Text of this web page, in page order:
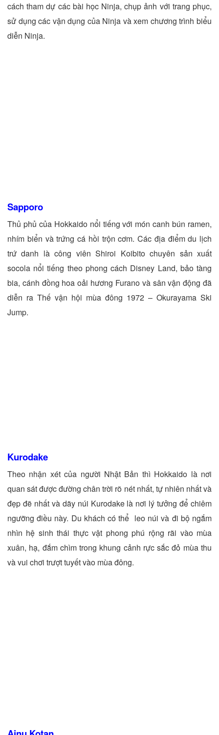
cách tham dự các bài học Ninja, chụp ảnh với trang phục,
sử dụng các vận dụng của Ninja và xem chương trình biểu
diễn Ninja.
Sapporo
Thủ phủ của Hokkaido nổi tiếng với món canh bún ramen,
nhím biển và trứng cá hồi trộn cơm. Các địa điểm du lịch
trứ danh là công viên Shiroi Koibito chuyên sản xuất
socola nổi tiếng theo phong cách Disney Land, bảo tàng
bia, cánh đồng hoa oải hương Furano và sân vận động đã
diễn ra Thế vận hội mùa đông 1972 – Okurayama Ski
Jump.
Kurodake
Theo nhận xét của người Nhật Bản thì Hokkaido là nơi
quan sát được đường chân trời rõ nét nhất, tự nhiên nhất và
đẹp đẽ nhất và dãy núi Kurodake là nơi lý tưởng để chiêm
ngưỡng điều này. Du khách có thể leo núi và đi bộ ngắm
nhìn hệ sinh thái thực vật phong phú rộng rãi vào mùa
xuân, hạ, đắm chìm trong khung cảnh rực sắc đỏ mùa thu
và vui chơi trượt tuyết vào mùa đông.